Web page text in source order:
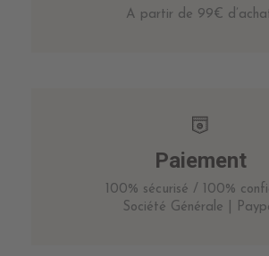
A partir de 99€
Paiement
100% sécurisé / 100%
Société Générale |